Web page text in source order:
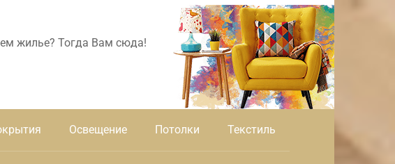
жилье? Тогда Вам сюда!
Освещение Потолки Текстиль